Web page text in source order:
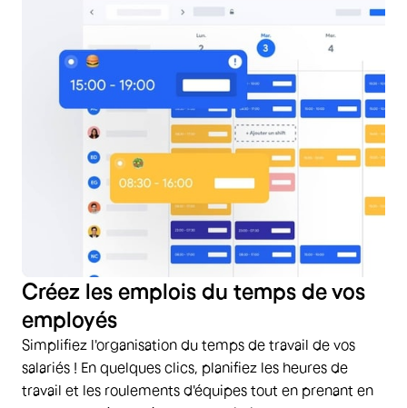
Créez les emplois du temps de vos
employés
Simplifiez l'organisation du temps de travail de vos
salariés ! En quelques clics, planifiez les heures de
travail et les roulements d'équipes tout en prenant en